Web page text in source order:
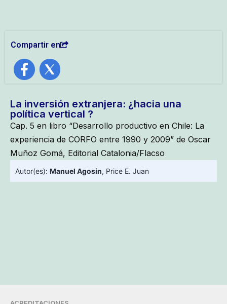
Compartir en
La inversión extranjera: ¿hacia una
política vertical ?
Cap. 5 en libro “Desarrollo productivo en Chile: La
experiencia de CORFO entre 1990 y 2009” de Oscar
Muñoz Gomá, Editorial Catalonia/Flacso
Autor(es): Manuel Agosin, Price E. Juan